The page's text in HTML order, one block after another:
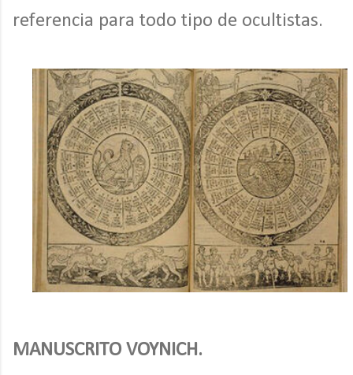
referencia para todo tipo de ocultistas.
MANUSCRITO VOYNICH.